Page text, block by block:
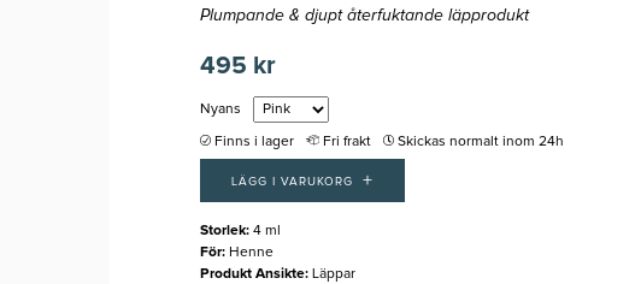
Plumpande & djupt återfuktande läpprodukt
495 kr
Nyans
Finns i lager Fri frakt Skickas normalt inom 24h
LÄGG I VARUKORG +
Storlek: 4 ml
För: Henne
Produkt Ansikte: Läppar